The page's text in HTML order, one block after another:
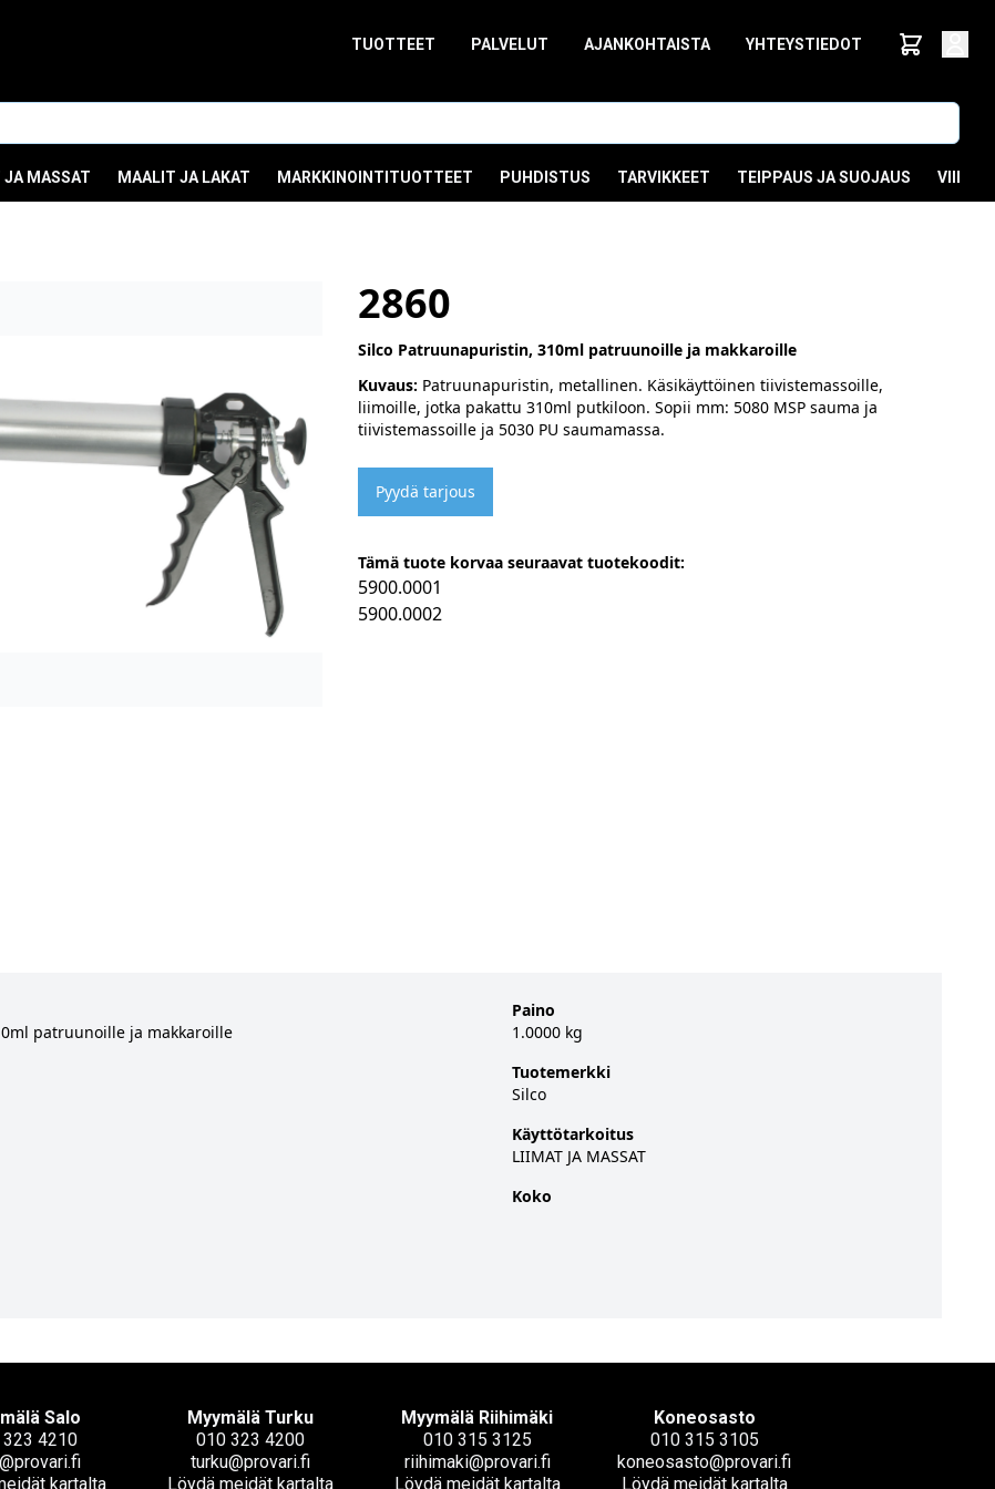
TUOTTEET PALVELUT AJANKOHTAISTA YHTEYSTIEDOT
JA MASSAT MAALIT JA LAKAT MARKKINOINTITUOTTEET PUHDISTUS TARVIKKEET TEIPPAUS JA SUOJAUS
2860
Silco Patruunapuristin, 310ml patruunoille ja makkaroille
Kuvaus: Patruunapuristin, metallinen. Käsikäyttöinen tiivistemassoille,
liimoille, jotka pakattu 310ml putkiloon. Sopii mm: 5080 MSP sauma ja
tiivistemassoille ja 5030 PU saumamassa.
Pyydä tarjous
Tämä tuote korvaa seuraavat tuotekoodit:
5900.0001
5900.0002
patruunoille ja makkaroille
Paino
1.0000 kg
Tuotemerkki
Silco
Käyttötarkoitus
LIIMAT JA MASSAT
Koko
Salo
4210
kartalta
Myymälä Turku
010 323 4200
turku@provari.fi
Löydä meidät kartalta
Myymälä Riihimäki
010 315 3125
riihimaki@provari.fi
Löydä meidät kartalta
Koneosasto
010 315 3105
koneosasto@provari.fi
Löydä meidät kartalta